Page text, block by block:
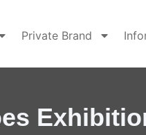
Private Brand